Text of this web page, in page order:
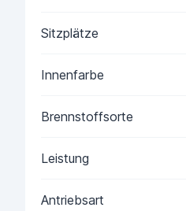
Sitzplätze
Innenfarbe
Brennstoffsorte
Leistung
Antriebsart